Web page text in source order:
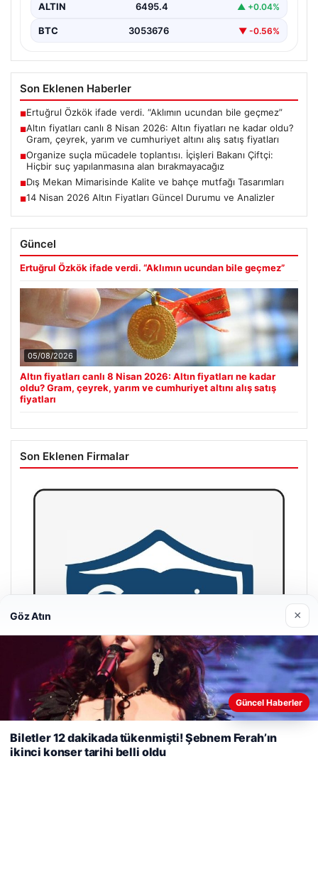
ALTIN 6495.4 ▲ +0.04%
BTC 3053676 ▼ -0.56%
Son Eklenen Haberler
■Ertuğrul Özkök ifade verdi. “Aklımın ucundan bile geçmez”
■Altın fiyatları canlı 8 Nisan 2026: Altın fiyatları ne kadar oldu?
Gram, çeyrek, yarım ve cumhuriyet altını alış satış fiyatları
■Organize suçla mücadele toplantısı. İçişleri Bakanı Çiftçi:
Hiçbir suç yapılanmasına alan bırakmayacağız
■Dış Mekan Mimarisinde Kalite ve bahçe mutfağı Tasarımları
■14 Nisan 2026 Altın Fiyatları Güncel Durumu ve Analizler
Güncel
Ertuğrul Özkök ifade verdi. “Aklımın ucundan bile geçmez”
05/08/2026
Altın fiyatları canlı 8 Nisan 2026: Altın fiyatları ne kadar
oldu? Gram, çeyrek, yarım ve cumhuriyet altını alış satış
fiyatları
Son Eklenen Firmalar
Web sitemizi nasıl kullandığınızı daha iyi anlayabilmek,
deneyiminizi kişiselleştirmek ve geliştirmek amacıyla çerezler
kullanıyoruz.Çerez Politikamız
Reddet Kabul Et
Göz Atın ×
Güncel Haberler
Biletler 12 dakikada tükenmişti! Şebnem Ferah’ın
ikinci konser tarihi belli oldu